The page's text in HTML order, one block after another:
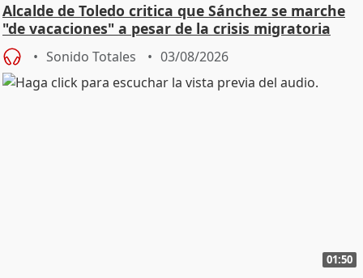
Alcalde de Toledo critica que Sánchez se marche
"de vacaciones" a pesar de la crisis migratoria
Sonido Totales 03/08/2026
01:50